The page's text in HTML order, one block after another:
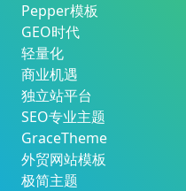
Pepper模板
GEO时代
轻量化
商业机遇
独立站平台
SEO专业主题
GraceTheme
外贸网站模板
极简主题